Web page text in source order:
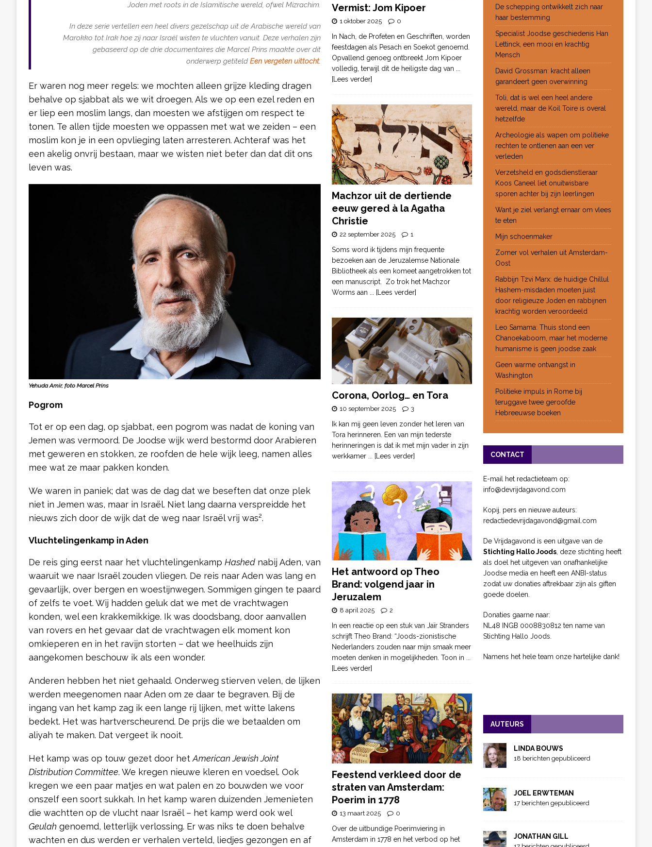
Joden met roots in de Islamitische wereld, ofwel Mizrachim.
In deze serie vertellen een heel divers gezelschap uit de Arabische wereld van
Marokko tot Irakhoe zij naar Israël wisten te vluchten vanuit. Deze verhalen zijn
gebaseerd op de drie documentaires die Marcel Prins maakte over dit
onderwerp getiteld Een vergeten uittocht.
Er waren nog meer regels: we mochten alleen grijze kleding dragen
behalve op sjabbat als we wit droegen. Als we op een ezel reden en
er liep een moslim langs, dan moesten we afstijgen om respect te
tonen. Te allen tijde moesten we oppassen met wat we zeiden – een
moslim kon je in een opvlieging laten arresteren. Achteraf was het
een akelig onvrij bestaan, maar we wisten niet beter dan dat dit ons
leven was.
Yehuda Amir, foto Marcel Prins
Pogrom
Tot er op een dag, op sjabbat, een pogrom was nadat de koning van
Jemen was vermoord. De Joodse wijk werd bestormd door Arabieren
met geweren en stokken, ze roofden de hele wijk leeg, namen alles
mee wat ze maar pakken konden.
We waren in paniek; dat was de dag dat we beseften dat onze plek
niet in Jemen was, maar in Israël. Niet lang daarna verspreidde het
nieuws zich door de wijk dat de weg naar Israël vrij was².
Vluchtelingenkamp in Aden
De reis ging eerst naar het vluchtelingenkamp Hashednabij Aden, van
waaruit we naar Israël zouden vliegen. De reis naar Aden was lang en
gevaarlijk, over bergen en woestijnwegen. Sommigen gingen te paard
of zelfs te voet. Wij hadden geluk dat we met de vrachtwagen
konden, wel een krakkemikkige. Ik was doodsbang, door aanvallen
van rovers en het gevaar dat de vrachtwagen elk moment kon
omkieperen en in het ravijn storten – dat we heelhuids zijn
aangekomen beschouw ik als een wonder.
Anderen hebben het niet gehaald. Onderweg stierven velen, de lijken
werden meegenomen naar Aden om ze daar te begraven. Bij de
ingang van het kamp zag ik een lange rij lijken, met witte lakens
bedekt. Het was hartverscheurend. De prijs die we betaalden om
aliyah te maken. Dat vergeet ik nooit.
Het kamp was op touw gezet door het American Jewish Joint
Distribution Committee. We kregen nieuwe kleren en voedsel. Ook
kregen we een paar matjes en wat palen en zo bouwden we voor
onszelf een soort sukkah. In het kamp waren duizenden Jemenieten
die wachtten op de vlucht naar Israël – het kamp werd ook wel
Geulah genoemd, letterlijk verlossing. Er was niks te doen behalve
wachten en dus werden er verhalen verteld, liedjes gezongen en af
Vermist: Jom Kipoer
1 oktober 2025 0
In Nach, de Profeten en Geschriften, worden
feestdagen als Pesach en Soekot genoemd.
Opvallend genoeg ontbreekt Jom Kipoer
volledig, terwijl dit de heiligste dag van
[Lees verder]
Machzor uit de dertiende
eeuw gered à la Agatha
Christie
22 september 2025 1
Soms word ik tijdens mijn frequente
bezoeken aan de Jeruzalemse Nationale
Bibliotheek als een komeet aangetrokken tot
een manuscript. Zo trok het Machzor
Worms aan ... [Lees verder]
Corona, Oorlog… en Tora
10 september 2025 3
Ik kan mij geen leven zonder het leren van
Tora herinneren. Een van mijn tederste
herinneringen is dat ik met mijn vader in zijn
werkkamer ... [Lees verder]
Het antwoord op Theo
Brand: volgend jaar in
Jeruzalem
8 april 2025 2
In een reactie op een stuk van Jaïr Stranders
schrijft Theo Brand: “Joods-zionistische
Nederlanders zouden naar mijn smaak meer
moeten denken in mogelijkheden. Toon in
[Lees verder]
Feestend verkleed door de
straten van Amsterdam:
Poerim in 1778
13 maart 2025 0
Over de uitbundige Poerimviering in
Amsterdam in 1778 en het verbod op het
De schepping ontwikkelt zich naar
haar bestemming
Specialist Joodse geschiedenis Han
Lettinck, een mooi en krachtig
Mensch
David Grossman: kracht alleen
garandeert geen overwinning
Toli, dat is wel een heel andere
wereld, maar de Koil Toire is overal
hetzelfde
Archeologie als wapen om politieke
rechten te ontlenen aan een ver
verleden
Verzetsheld en godsdienstleraar
Koos Caneel liet onuitwisbare
sporen achter bij zijn leerlingen
Want je ziel verlangt ernaar om vlees
te eten
Mijn schoenmaker
Zomer vol verhalen uit Amsterdam-
Oost
Rabbijn Tzvi Marx: de huidige Chillul
Hashem-misdaden moeten juist
door religieuze Joden en rabbijnen
krachtig worden veroordeeld
Leo Samama: Thuis stond een
Chanoekaboom, maar het moderne
humanisme is geen joodse zaak
Geen warme ontvangst in
Washington
Politieke impuls in Rome bij
teruggave twee geroofde
Hebreeuwse boeken
CONTACT
E-mail het redactieteam op:
info@devrijdagavond.com
Kopij, pers en nieuwe auteurs:
redactiedevrijdagavond@gmail.com
De Vrijdagavond is een uitgave van de
Stichting Hallo Joods, deze stichting heeft
als doel het uitgeven van onafhankelijke
Joodse media en heeft een ANBI-status
zodat uw donaties aftrekbaar zijn als giften
goede doelen.
Donaties gaarne naar:
NL48 INGB 0008830812 ten name van
Stichting Hallo Joods.
Namens het hele team onze hartelijke dank!
AUTEURS
LINDA BOUWS
18 berichten gepubliceerd
JOEL ERWTEMAN
17 berichten gepubliceerd
JONATHAN GILL